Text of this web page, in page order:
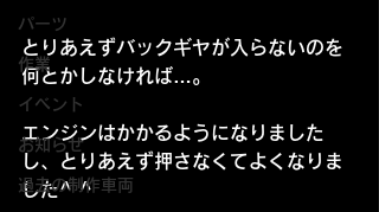
パーツ
作業
イベント
お知らせ
過去の制作車両
とりあえずバックギヤが入らないのを
何とかしなければ…。
エンジンはかかるようになりました
し、とりあえず押さなくてよくなりま
した^ ^